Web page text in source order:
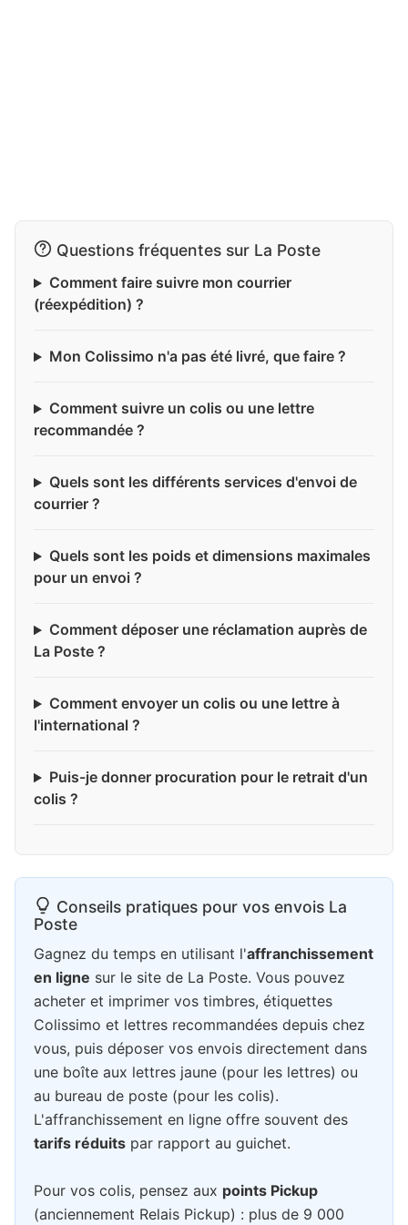
Questions fréquentes sur La Poste
Comment faire suivre mon courrier
(réexpédition) ?
Mon Colissimo n'a pas été livré, que faire ?
Comment suivre un colis ou une lettre
recommandée ?
Quels sont les différents services d'envoi de
courrier ?
Quels sont les poids et dimensions maximales
pour un envoi ?
Comment déposer une réclamation auprès de
La Poste ?
Comment envoyer un colis ou une lettre à
l'international ?
Puis-je donner procuration pour le retrait d'un
colis ?
Conseils pratiques pour vos envois La
Poste
Gagnez du temps en utilisant l'affranchissement
en ligne sur le site de La Poste. Vous pouvez
acheter et imprimer vos timbres, étiquettes
Colissimo et lettres recommandées depuis chez
vous, puis déposer vos envois directement dans
une boîte aux lettres jaune (pour les lettres) ou
au bureau de poste (pour les colis).
L'affranchissement en ligne offre souvent des
tarifs réduits par rapport au guichet.
Pour vos colis, pensez aux points Pickup
(anciennement Relais Pickup) : plus de 9 000